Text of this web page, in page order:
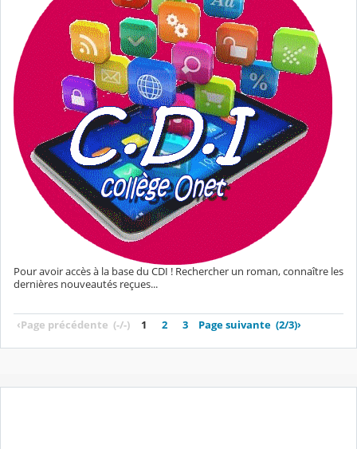
Pour avoir accès à la base du CDI ! Rechercher un roman, connaître les
dernières nouveautés reçues...
‹Page précédente (-/-) 1 2 3 Page suivante (2/3)›